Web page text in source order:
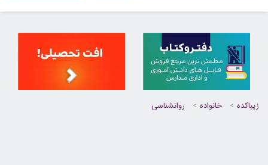
زیباکده خانواده روانشناسی